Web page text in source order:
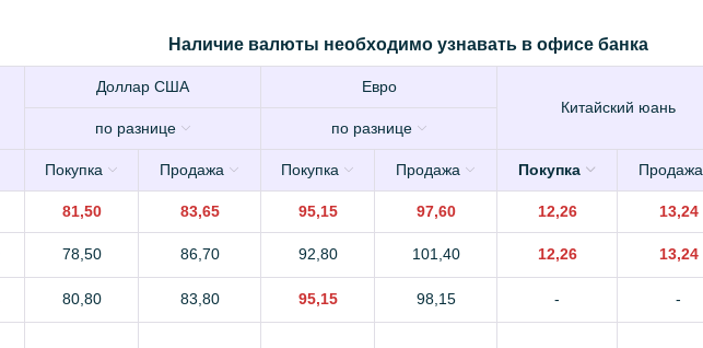
Наличие валюты необходимо узнавать в офисе банка
Доллар США
Евро
Китайский юань
по разнице по разнице
Покупка Продажа Покупка Продажа Покупка Продажа
81,50 83,65 95,15 97,60 12,26 13,24
78,50 86,70 92,80 101,40 12,26 13,24
80,80 83,80 95,15 98,15 - -